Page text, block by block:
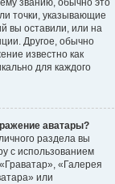
званию, обычно это
точки, указывающие
вы оставили, или на
Другое, обычно
известно как
для каждого
аватары?
раздела вы
с использованием
«Галерея
или